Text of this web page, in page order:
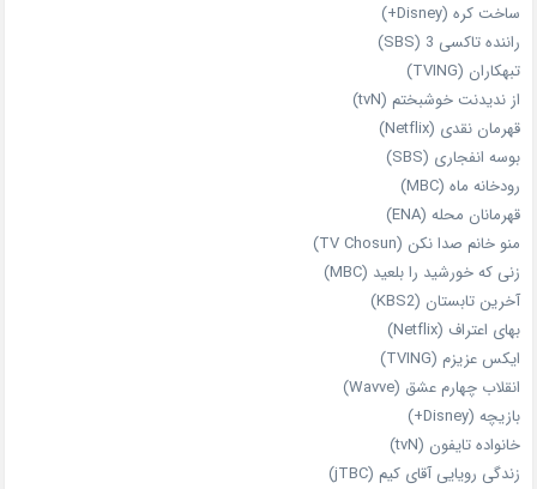
ساخت کره (Disney+)
راننده تاکسی 3 (SBS)
تبهکاران (TVING)
از ندیدنت خوشبختم (tvN)
قهرمان نقدی (Netflix)
بوسه انفجاری (SBS)
رودخانه ماه (MBC)
قهرمانان محله (ENA)
منو خانم صدا نکن (TV Chosun)
زنی که خورشید را بلعید (MBC)
آخرین تابستان (KBS2)
بهای اعتراف (Netflix)
ایکس عزیزم (TVING)
انقلاب چهارم عشق (Wavve)
بازیچه (Disney+)
خانواده تایفون (tvN)
زندگی رویایی آقای کیم (jTBC)